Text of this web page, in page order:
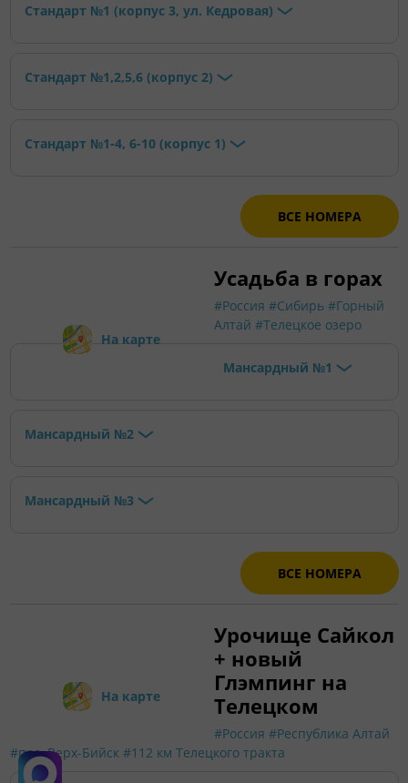
Стандарт №1 (корпус 3, ул. Кедровая)
Стандарт №1,2,5,6 (корпус 2)
Стандарт №1-4, 6-10 (корпус 1)
ВСЕ НОМЕРА
На карте
Усадьба в горах
#Россия #Сибирь #Горный
Алтай #Телецкое озеро
Мансардный №1
Мансардный №2
Мансардный №3
ВСЕ НОМЕРА
На карте
Урочище Сайкол
+ новый
Глэмпинг на
Телецком
#Россия #Республика Алтай
#пос. Верх-Бийск #112 км Телецкого тракта